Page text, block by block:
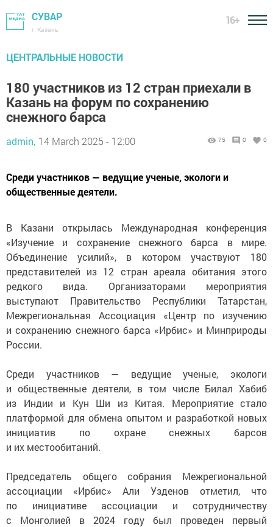
СУВАР
г. Казань
16+
ЦЕНТРАЛЬНЫЕ НОВОСТИ
180 участников из 12 стран приехали в
Казань на форум по сохранению
снежного барса
admin, 14 March 2025 - 12:00 75 0 0
Среди участников — ведущие ученые, экологи и
общественные деятели.
В Казани открылась Международная конференция
«Изучение и сохранение снежного барса в мире.
Объединение усилий», в котором участвуют 180
представителей из 12 стран ареала обитания этого
редкого вида. Организаторами мероприятия
выступают Правительство Республики Татарстан,
Межрегиональная Ассоциация «Центр по изучению
и сохранению снежного барса «Ирбис» и Минприроды
России.
Среди участников — ведущие ученые, экологи
и общественные деятели, в том числе Билал Хабиб
из Индии и Кун Ши из Китая. Мероприятие стало
платформой для обмена опытом и разработкой новых
инициатив по охране снежных барсов
и их местообитаний.
Председатель общего собрания Межрегиональной
ассоциации «Ирбис» Али Узденов отметил, что
по инициативе ассоциации и сотрудничеству
с Монголией в 2024 году был проведен первый